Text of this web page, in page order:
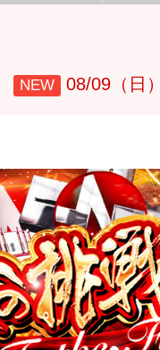
NEW 08/09（日